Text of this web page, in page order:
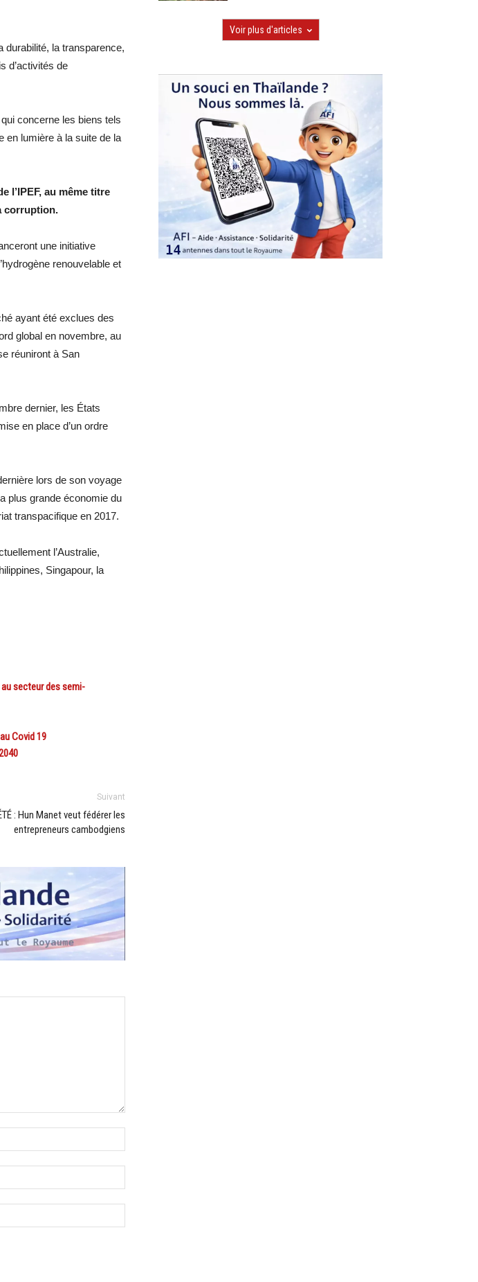
durabilité, la transparence,
d’activités de
concerne les biens tels
en lumière à la suite de la
l’IPEF, au même titre
corruption.
une initiative
renouvelable et
ayant été exclues des
global en novembre, au
réuniront à San
dernier, les États
en place d’un ordre
lors de son voyage
plus grande économie du
transpacifique en 2017.
l’Australie,
Singapour, la
au secteur des semi-
Covid 19
Suivant
: Hun Manet veut fédérer les
entrepreneurs cambodgiens
Voir plus d'articles